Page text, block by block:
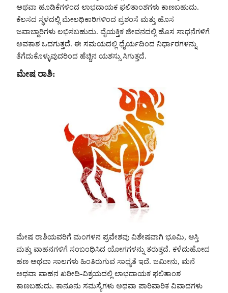
ಅಥವಾ ಹೂಡಿಕೆಗಳಿಂದ ಲಾಭದಾಯಕ ಫಲಿತಾಂಶಗಳು ಕಾಣಬಹುದು.
ಕೆಲಸದ ಸ್ಥಳದಲ್ಲಿ ಮೇಲಧಿಕಾರಿಗಳಿಂದ ಪ್ರಶಂಸೆ ಮತ್ತು ಹೊಸ
ಜವಾಬ್ದಾರಿಗಳು ಲಭಿಸಬಹುದು. ವೈಯಕ್ತಿಕ ಜೀವನದಲ್ಲಿ ಹೊಸ ಸಾಧನೆಗಳಿಗೆ
ಅವಕಾಶ ಒದಗುತ್ತದೆ. ಈ ಸಮಯದಲ್ಲಿ ಧೈರ್ಯದಿಂದ ನಿರ್ಧಾರಗಳನ್ನು
ತೆಗೆದುಕೊಳ್ಳುವುದರಿಂದ ಹೆಚ್ಚಿನ ಯಶಸ್ಸು ಸಿಗುತ್ತದೆ.
ಮೇಷ ರಾಶಿ:
ಮೇಷ ರಾಶಿಯವರಿಗೆ ಮಂಗಳನ ಪ್ರವೇಶವು ವಿಶೇಷವಾಗಿ ಭೂಮಿ, ಆಸ್ತಿ
ಮತ್ತು ವಾಹನಗಳಿಗೆ ಸಂಬಂಧಿಸಿದ ಯೋಗಗಳನ್ನು ತರುತ್ತದೆ. ಕಳೆದುಹೋದ
ಹಣ ಅಥವಾ ಸಾಲಗಳು ಹಿಂತಿರುಗುವ ಸಾಧ್ಯತೆ ಇದೆ. ಜಮೀನು, ಮನೆ
ಅಥವಾ ವಾಹನ ಖರೀದಿ-ವಿಕ್ರಯದಲ್ಲಿ ಲಾಭದಾಯಕ ಫಲಿತಾಂಶ
ಕಾಣಬಹುದು. ಕಾನೂನು ಸಮಸ್ಯೆಗಳು ಅಥವಾ ಪಾರಿವಾರಿಕ ವಿವಾದಗಳು